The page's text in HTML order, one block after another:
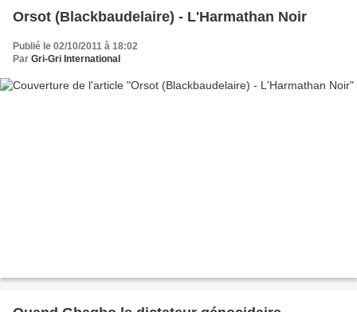
Orsot (Blackbaudelaire) - L'Harmathan Noir
Publié le 02/10/2011 à 18:02
Par Gri-Gri International